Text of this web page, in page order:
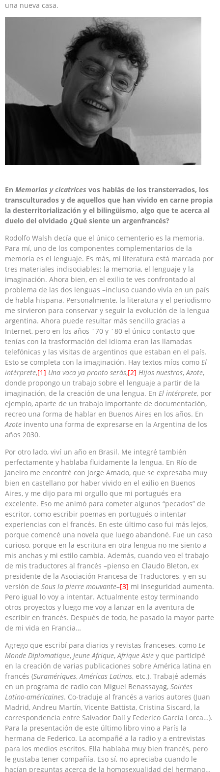
una nueva casa.
En Memorias y cicatrices vos hablás de los transterrados, los
transculturados y de aquellos que han vivido en carne propia
la desterritorialización y el bilingüismo, algo que te acerca al
duelo del olvidado ¿Qué siente un argenfrancés?
Rodolfo Walsh decía que el único cementerio es la memoria.
Para mí, uno de los componentes complementarios de la
memoria es el lenguaje. Es más, mi literatura está marcada por
tres materiales indisociables: la memoria, el lenguaje y la
imaginación. Ahora bien, en el exilio te ves confrontado al
problema de las dos lenguas –incluso cuando vivía en un país
de habla hispana. Personalmente, la literatura y el periodismo
me sirvieron para conservar y seguir la evolución de la lengua
argentina. Ahora puede resultar más sencillo gracias a
Internet, pero en los años ´70 y ´80 el único contacto que
tenías con la trasformación del idioma eran las llamadas
telefónicas y las visitas de argentinos que estaban en el país.
Esto se completa con la imaginación. Hay textos míos como El
intérprete,[1] Una vaca ya pronto serás,[2] Hijos nuestros,Azote,
donde propongo un trabajo sobre el lenguaje a partir de la
imaginación, de la creación de una lengua. En El intérprete, por
ejemplo, aparte de un trabajo importante de documentación,
recreo una forma de hablar en Buenos Aires en los años. En
Azote invento una forma de expresarse en la Argentina de los
años 2030.
Por otro lado, viví un año en Brasil. Me integré también
perfectamente y hablaba fluidamente la lengua. En Río de
Janeiro me encontré con Jorge Amado, que se expresaba muy
bien en castellano por haber vivido en el exilio en Buenos
Aires, y me dijo para mi orgullo que mi portugués era
excelente. Eso me animó para cometer algunos “pecados” de
escritor, como escribir poemas en portugués o intentar
experiencias con el francés. En este último caso fui más lejos,
porque comencé una novela que luego abandoné. Fue un caso
curioso, porque en la escritura en otra lengua no me siento a
mis anchas y mi estilo cambia. Además, cuando veo el trabajo
de mis traductores al francés –pienso en Claudo Bleton, ex
presidente de la Asociación Francesa de Traductores, y en su
versión de Sous la pierre mouvante–[3] mi inseguridad aumenta.
Pero igual lo voy a intentar. Actualmente estoy terminando
otros proyectos y luego me voy a lanzar en la aventura de
escribir en francés. Después de todo, he pasado la mayor parte
de mi vida en Francia…
Agrego que escribí para diarios y revistas franceses, como Le
Monde Diplomatique, Jeune Afrique,Afrique Asie y que participé
en la creación de varias publicaciones sobre América latina en
francés (Suramériques,Américas Latinas, etc.). Trabajé además
en un programa de radio con Miguel Benassayag, Soirées
Latino-américaines. Co-traduje al francés a varios autores (Juan
Madrid, Andreu Martín, Vicente Battista, Cristina Siscard, la
correspondencia entre Salvador Dalí y Federico García Lorca…).
Para la presentación de este último libro vino a París la
hermana de Federico. La acompañé a la radio y a entrevistas
para los medios escritos. Ella hablaba muy bien francés, pero
le gustaba tener compañía. Eso sí, no apreciaba cuando le
hacían preguntas acerca de la homosexualidad del hermano…